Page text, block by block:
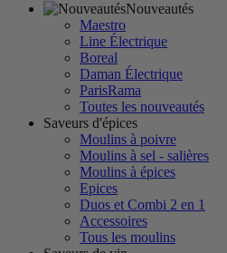
Nouveautés
Maestro
Line Électrique
Boreal
Daman Électrique
ParisRama
Toutes les nouveautés
Saveurs d'épices
Moulins à poivre
Moulins à sel - salières
Moulins à épices
Epices
Duos et Combi 2 en 1
Accessoires
Tous les moulins